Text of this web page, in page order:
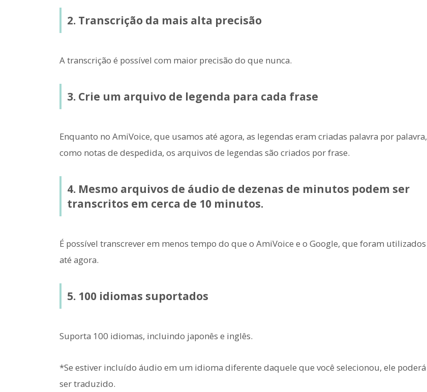
2. Transcrição da mais alta precisão
A transcrição é possível com maior precisão do que nunca.
3. Crie um arquivo de legenda para cada frase
Enquanto no AmiVoice, que usamos até agora, as legendas eram criadas palavra por palavra,
como notas de despedida, os arquivos de legendas são criados por frase.
4. Mesmo arquivos de áudio de dezenas de minutos podem ser
transcritos em cerca de 10 minutos.
É possível transcrever em menos tempo do que o AmiVoice e o Google, que foram utilizados
até agora.
5. 100 idiomas suportados
Suporta 100 idiomas, incluindo japonês e inglês.
*Se estiver incluído áudio em um idioma diferente daquele que você selecionou, ele poderá
ser traduzido.